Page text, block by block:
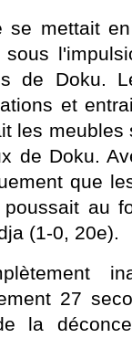
se mettait
de Doku.
et
les
de Doku.
que
au
(1-0, 20e).
27
la